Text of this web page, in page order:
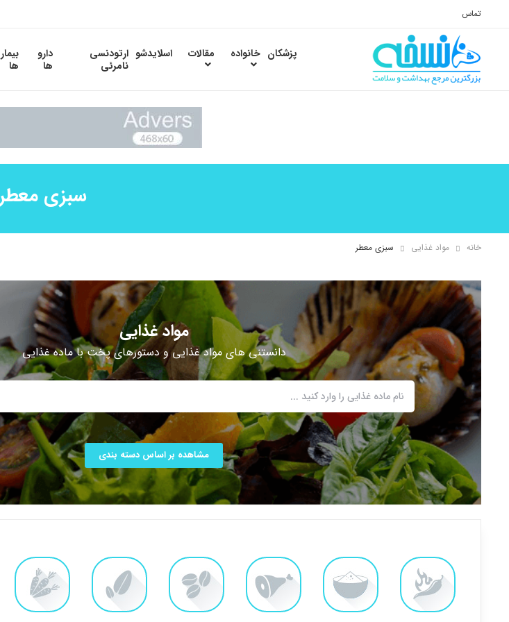
تماس
پزشکان خانواده مقالات اسلایدشو ارتودنسی
نامرئی
دارو
ها
ها
سبزی معطر
خانه مواد غذایی سبزی معطر
مواد غذایی
دانستنی های مواد غذایی و دستورهای پخت با ماده غذایی
مشاهده بر اساس دسته بندی